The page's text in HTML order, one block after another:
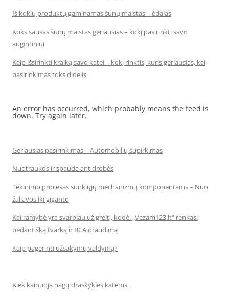
Iš kokių produktų gaminamas šunų maistas – ėdalas
Koks sausas šunų maistas geriausias – kokį pasirinkti savo
augintiniui
Kaip išsirinkti kraiką savo katei – kokį rinktis, kuris geriausias, kai
pasirinkimas toks didelis
An error has occurred, which probably means the feed is
down. Try again later.
Geriausias pasirinkimas – Automobilių supirkimas
Nuotraukos ir spauda ant drobės
Tekinimo procesas sunkiųjų mechanizmų komponentams – Nuo
žaliavos iki giganto
Kai ramybė yra svarbiau už greitį, kodėl „Vezam123.lt“ renkasi
pedantišką tvarką ir BCA draudimą
Kaip pagerinti užsakymų valdymą?
Kiek kainuoja nagų draskyklės katėms